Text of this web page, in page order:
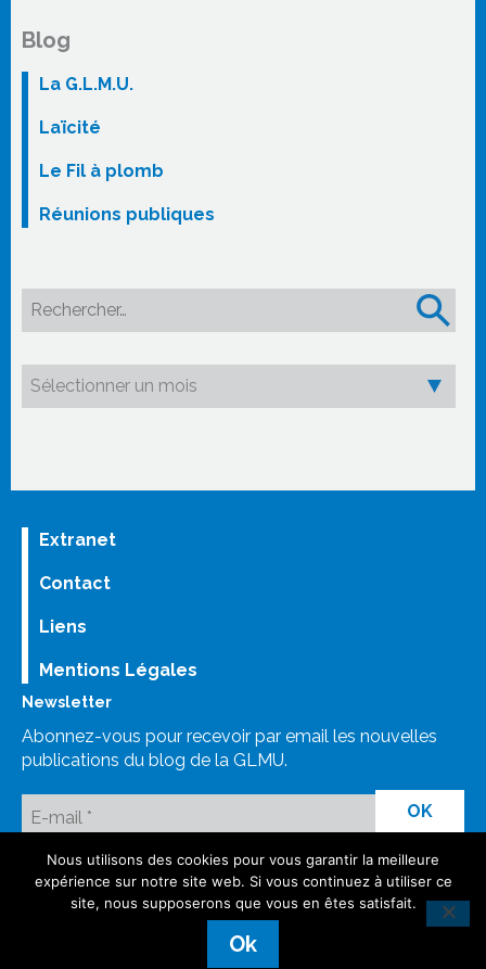
Blog
La G.L.M.U.
Laïcité
Le Fil à plomb
Réunions publiques
Rechercher :
Extranet
Contact
Liens
Mentions Légales
Newsletter
Abonnez-vous pour recevoir par email les nouvelles
publications du blog de la GLMU.
LinkedIn
Bluesky
Mastodon
Facebook GLMU
Instagram
©GLMU
Nous utilisons des cookies pour vous garantir la meilleure
expérience sur notre site web. Si vous continuez à utiliser ce
site, nous supposerons que vous en êtes satisfait.
Ok